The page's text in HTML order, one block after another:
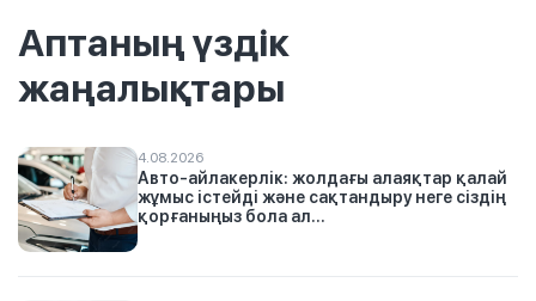
Аптаның үздік
жаңалықтары
4.08.2026
Авто-айлакерлік: жолдағы алаяқтар қалай
жұмыс істейді және сақтандыру неге сіздің
қорғаныңыз бола ал...